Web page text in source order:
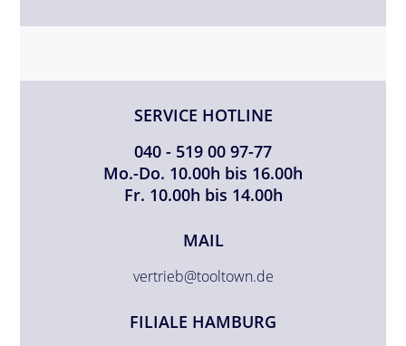
SERVICE HOTLINE
040 - 519 00 97-77
Mo.-Do. 10.00h bis 16.00h
Fr. 10.00h bis 14.00h
MAIL
vertrieb@tooltown.de
FILIALE HAMBURG